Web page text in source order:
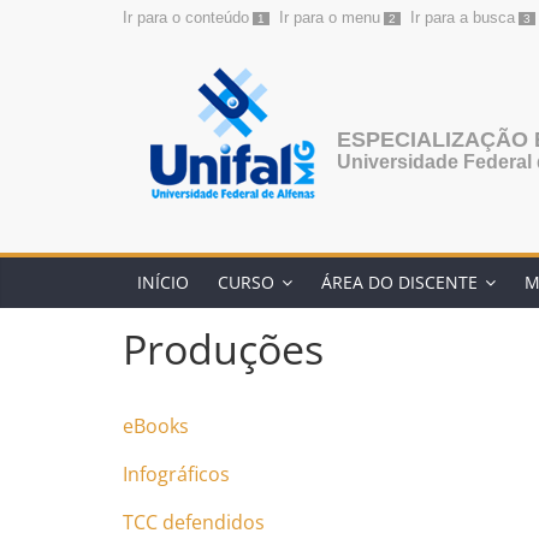
Ir para o conteúdo 1 Ir para o menu 2 Ir para a busca 3
ESPECIALIZAÇÃO
Universidade Federal
INÍCIO CURSO ÁREA DO DISCENTE
Produções
eBooks
Infográficos
TCC defendidos